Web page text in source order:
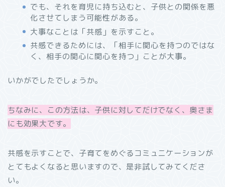
でも、それを育児に持ち込むと、子供との関係を悪
化させてしまう可能性がある。
大事なことは「共感」を示すこと。
共感できるためには、「相手に関心を持つのではな
く、相手の関心に関心を持つ」ことが大事。
いかがでしたでしょうか。
ちなみに、この方法は、子供に対してだけでなく、奥さま
にも効果大です。
共感を示すことで、子育てをめぐるコミュニケーションが
とてもよくなると思いますので、是非試してみてくださ
い。